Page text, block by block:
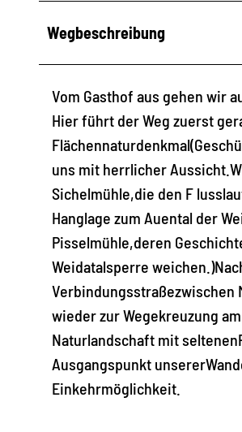
Wegbeschreibung
Vom Gasthof aus gehen wir
Hier führt der Weg zuerst
uns mit herrlicher
Sichelmühle,die den F
Hanglage zum Auental der
Pisselmühle,deren
Weidatalsperre
Verbindungsstraßezwischen
wieder zur Wegekreuzung
Naturlandschaft mit
Ausgangspunkt
Einkehrmöglichkeit.